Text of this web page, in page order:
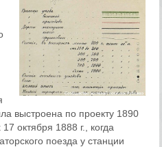
выстроена по проекту 1890
октября 1888 г., когда
поезда у станции